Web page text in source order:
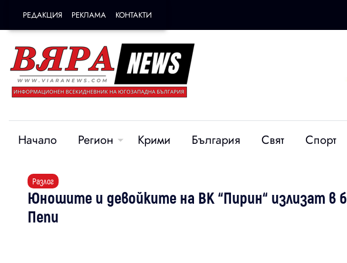
РЕДАКЦИЯ РЕКЛАМА КОНТАКТИ
Начало Регион Крими България Свят Спорт
Разлог
Юношите и девойките на ВК “Пирин“ излизат в
Пепи